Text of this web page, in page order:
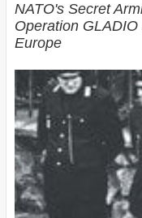
NATO's Secret
Operation
Europe